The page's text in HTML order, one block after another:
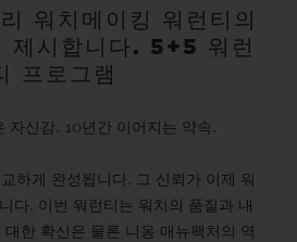
워치메이킹 워런티의
제시합니다. 5+5 워런
프로그램
자신감. 10년간 이어지는 약속.
하게 완성됩니다. 그 신뢰가 이제 워
다. 이번 워런티는 워치의 품질과 내
한 확신은 물론 니옹 매뉴팩처의 역